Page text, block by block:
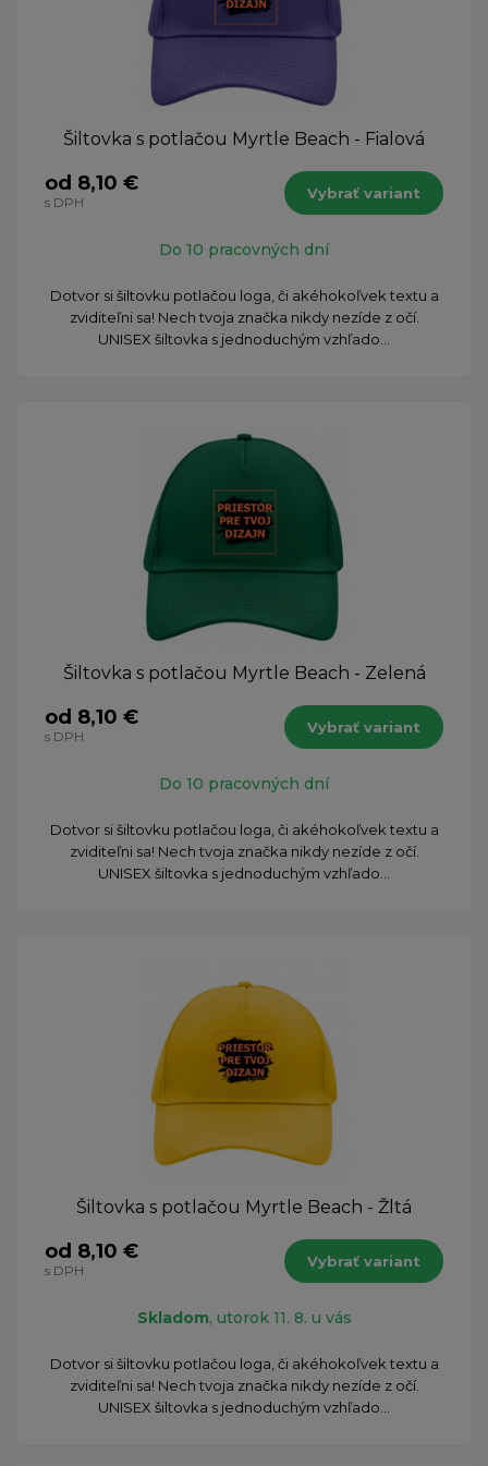
Šiltovka s potlačou Myrtle Beach - Fialová
od 8,10 €
s DPH
Vybrať variant
Do 10 pracovných dní
Dotvor si šiltovku potlačou loga, či akéhokoľvek textu a
zviditeľni sa! Nech tvoja značka nikdy nezíde z očí.
UNISEX šiltovka s jednoduchým vzhľado...
Šiltovka s potlačou Myrtle Beach - Zelená
od 8,10 €
s DPH
Vybrať variant
Do 10 pracovných dní
Dotvor si šiltovku potlačou loga, či akéhokoľvek textu a
zviditeľni sa! Nech tvoja značka nikdy nezíde z očí.
UNISEX šiltovka s jednoduchým vzhľado...
Šiltovka s potlačou Myrtle Beach - Žltá
od 8,10 €
s DPH
Vybrať variant
Skladom, utorok 11. 8. u vás
Dotvor si šiltovku potlačou loga, či akéhokoľvek textu a
zviditeľni sa! Nech tvoja značka nikdy nezíde z očí.
UNISEX šiltovka s jednoduchým vzhľado...